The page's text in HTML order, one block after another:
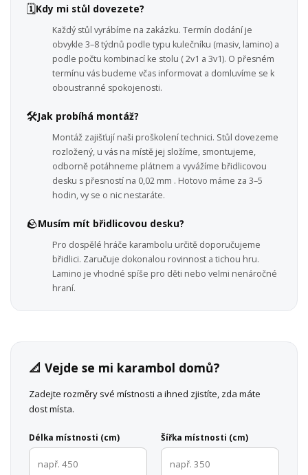
🗓️Kdy mi stůl dovezete?
Každý stůl vyrábíme na zakázku. Termín dodání je
obvykle 3–8 týdnů podle typu kulečníku (masiv, lamino) a
podle počtu kombinací ke stolu ( 2v1 a 3v1). O přesném
termínu vás budeme včas informovat a domluvíme se k
oboustranné spokojenosti.
🛠️Jak probíhá montáž?
Montáž zajišťují naši proškolení technici. Stůl dovezeme
rozložený, u vás na místě jej složíme, smontujeme,
odborně potáhneme plátnem a vyvážíme břidlicovou
desku s přesností na 0,02 mm . Hotovo máme za 3–5
hodin, vy se o nic nestaráte.
🪨Musím mít břidlicovou desku?
Pro dospělé hráče karambolu určitě doporučujeme
břidlici. Zaručuje dokonalou rovinnost a tichou hru.
Lamino je vhodné spíše pro děti nebo velmi nenáročné
hraní.
📐 Vejde se mi karambol domů?
Zadejte rozměry své místnosti a ihned zjistíte, zda máte
dost místa.
Délka místnosti (cm) Šířka místnosti (cm)